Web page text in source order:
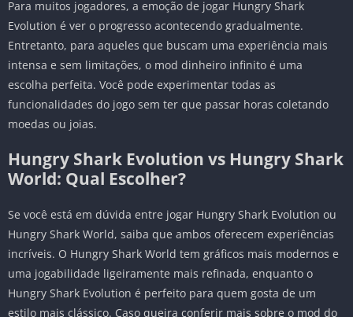
Para muitos jogadores, a emoção de jogar Hungry Shark
Evolution é ver o progresso acontecendo gradualmente.
Entretanto, para aqueles que buscam uma experiência mais
intensa e sem limitações, o mod dinheiro infinito é uma
escolha perfeita. Você pode experimentar todas as
funcionalidades do jogo sem ter que passar horas coletando
moedas ou joias.
Hungry Shark Evolution vs Hungry Shark
World: Qual Escolher?
Se você está em dúvida entre jogar Hungry Shark Evolution ou
Hungry Shark World, saiba que ambos oferecem experiências
incríveis. O Hungry Shark World tem gráficos mais modernos e
uma jogabilidade ligeiramente mais refinada, enquanto o
Hungry Shark Evolution é perfeito para quem gosta de um
estilo mais clássico. Caso queira conferir mais sobre o mod do